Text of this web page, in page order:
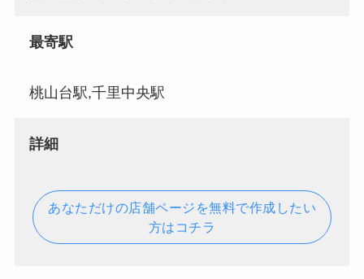
最寄駅
桃山台駅,千里中央駅
詳細
あなただけの店舗ページを無料で作成したい
方はコチラ